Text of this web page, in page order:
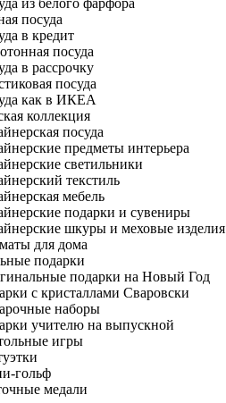
из белого фарфора
посуда
в кредит
посуда
в рассрочку
посуда
как в ИКЕА
коллекция
посуда
предметы интерьера
светильники
текстиль
мебель
подарки и сувениры
шкуры и меховые изделия
для дома
подарки
подарки на Новый Год
с кристаллами Сваровски
наборы
учителю на выпускной
игры
гольф
медали